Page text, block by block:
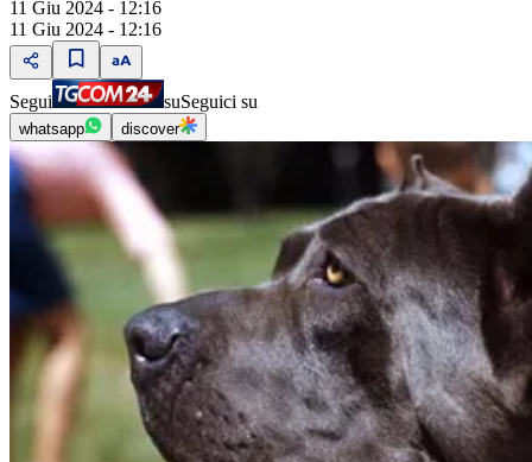
11 Giu 2024 - 12:16
11 Giu 2024 - 12:16
Segui suSeguici su
whatsapp discover